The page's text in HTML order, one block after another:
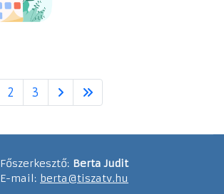
2 3
Főszerkesztő: Berta Judit
E-mail: berta@tiszatv.hu